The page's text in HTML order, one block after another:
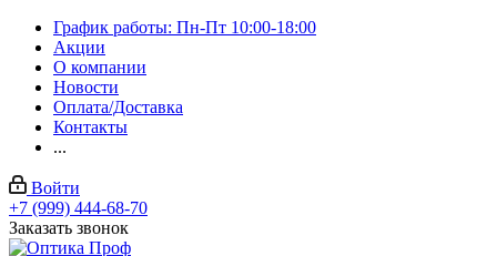
График работы: Пн-Пт 10:00-18:00
Акции
О компании
Новости
Оплата/Доставка
Контакты
...
Войти
+7 (999) 444-68-70
Заказать звонок